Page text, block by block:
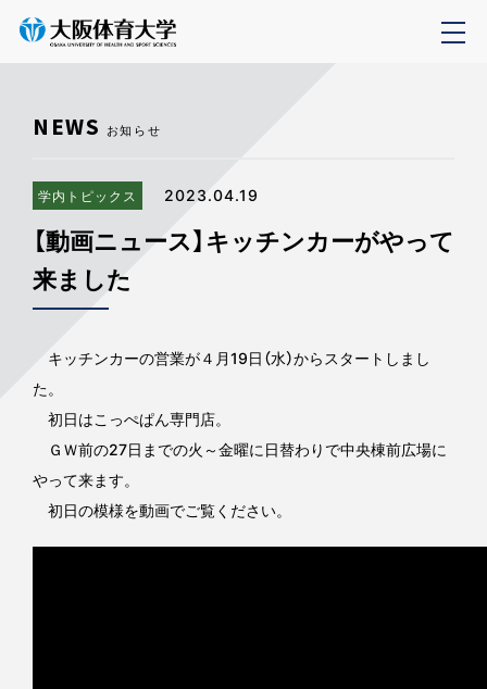
NEWS お知らせ
学内トピックス 2023.04.19
【動画ニュース】キッチンカーがやって
来ました
キッチンカーの営業が４月19日（水）からスタートしまし
た。
初日はこっぺぱん専門店。
ＧＷ前の27日までの火～金曜に日替わりで中央棟前広場に
やって来ます。
初日の模様を動画でご覧ください。